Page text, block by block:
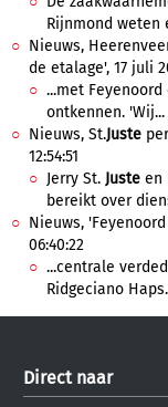
Rijnmond weten
Nieuws,
de etalage', 17 juli
...met Feyenoord
ontkennen. 'Wij...
Nieuws, St.Juste
12:54:51
Jerry St. Juste en
bereikt over
Nieuws,
06:40:22
...centrale
Ridgeciano
Direct naar